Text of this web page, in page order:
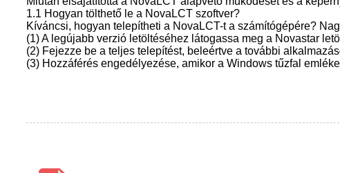
1.1 Hogyan tölthető le a NovaLCT szoftver?
Kíváncsi, hogyan telepítheti a NovaLCT-t a számítógépére?
(1) A legújabb verzió letöltéséhez látogassa meg a Novastar
(2) Fejezze be a teljes telepítést, beleértve a további
(3) Hozzáférés engedélyezése, amikor a Windows tűzfal